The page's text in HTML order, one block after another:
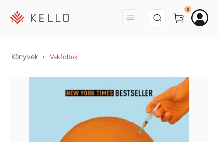
BEJELENTKEZÉS
0
Könyvek Vakfoltok